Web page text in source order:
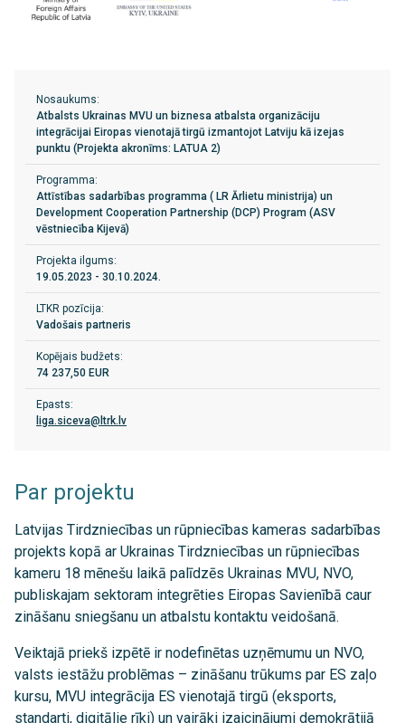
Nosaukums:
Atbalsts Ukrainas MVU un biznesa atbalsta organizāciju
integrācijai Eiropas vienotajā tirgū izmantojot Latviju kā izejas
punktu (Projekta akronīms: LATUA 2)
Programma:
Attīstības sadarbības programma ( LR Ārlietu ministrija) un
Development Cooperation Partnership (DCP) Program (ASV
vēstniecība Kijevā)
Projekta ilgums:
19.05.2023 - 30.10.2024.
LTKR pozīcija:
Vadošais partneris
Kopējais budžets:
74 237,50 EUR
Epasts:
liga.siceva@ltrk.lv
Par projektu
Latvijas Tirdzniecības un rūpniecības kameras sadarbības
projekts kopā ar Ukrainas Tirdzniecības un rūpniecības
kameru 18 mēnešu laikā palīdzēs Ukrainas MVU, NVO,
publiskajam sektoram integrēties Eiropas Savienībā caur
zināšanu sniegšanu un atbalstu kontaktu veidošanā.
Veiktajā priekš izpētē ir nodefinētas uzņēmumu un NVO,
valsts iestāžu problēmas – zināšanu trūkums par ES zaļo
kursu, MVU integrācija ES vienotajā tirgū (eksports,
standarti, digitālie rīki) un vairāki izaicinājumi demokrātijā